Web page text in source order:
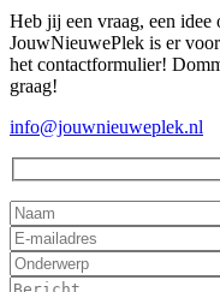
Heb jij een vraag, een idee
JouwNieuwePlek is er
het contactformulier!
graag!
info@jouwnieuweplek.nl